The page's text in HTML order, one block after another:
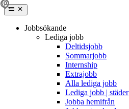
Jobbsökande
Lediga jobb
Deltidsjobb
Sommarjobb
Internship
Extrajobb
Alla lediga jobb
Lediga jobb | städer
Jobba hemifrån